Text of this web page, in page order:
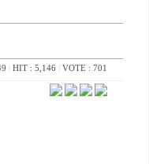
HIT : 5,146 VOTE : 701